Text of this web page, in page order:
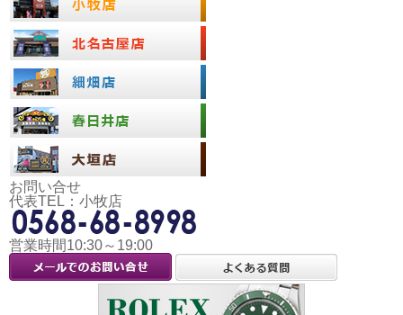
お問い合せ
代表TEL：小牧店
営業時間10:30～19:00